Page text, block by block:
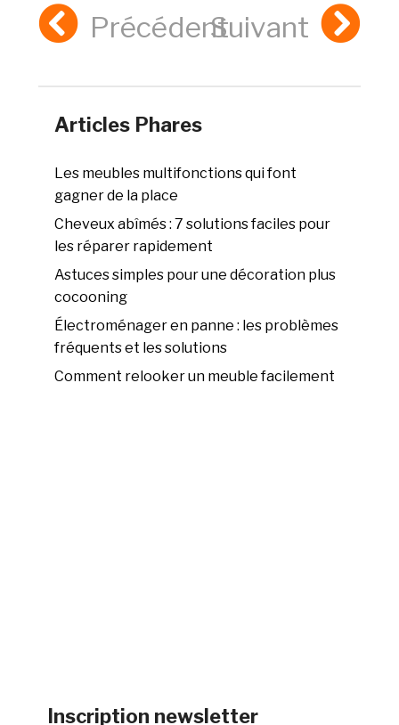
PrécédentSuivant
Articles Phares
Les meubles multifonctions qui font
gagner de la place
Cheveux abîmés : 7 solutions faciles pour
les réparer rapidement
Astuces simples pour une décoration plus
cocooning
Électroménager en panne : les problèmes
fréquents et les solutions
Comment relooker un meuble facilement
Inscription newsletter